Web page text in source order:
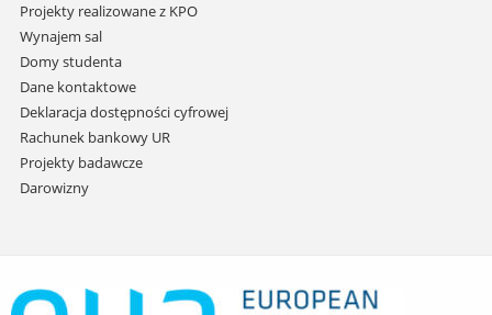
Projekty realizowane z KPO
Wynajem sal
Domy studenta
Dane kontaktowe
Deklaracja dostępności cyfrowej
Rachunek bankowy UR
Projekty badawcze
Darowizny